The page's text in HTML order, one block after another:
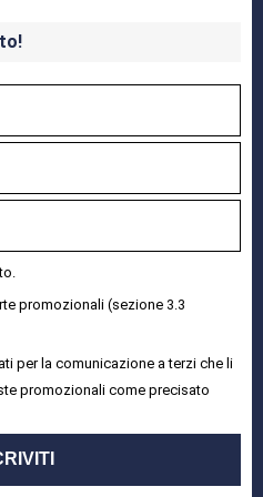
promozionali (sezione 3.3
per la comunicazione a terzi che li
promozionali come precisato